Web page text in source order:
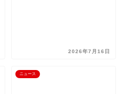
2026年7月16日
ニュース